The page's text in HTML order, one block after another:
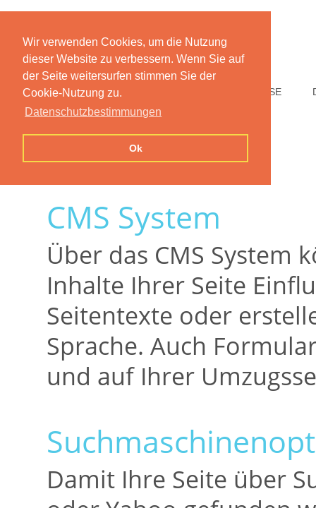
Wir verwenden Cookies, um die Nutzung
dieser Website zu verbessern. Wenn Sie auf
der Seite weitersurfen stimmen Sie der
Cookie-Nutzung zu.
Datenschutzbestimmungen
Ok
HOME PREISE
CMS System
Über das CMS System
Inhalte Ihrer Seite
Seitentexte oder
Sprache. Auch
und auf Ihrer
Damit Ihre Seite über